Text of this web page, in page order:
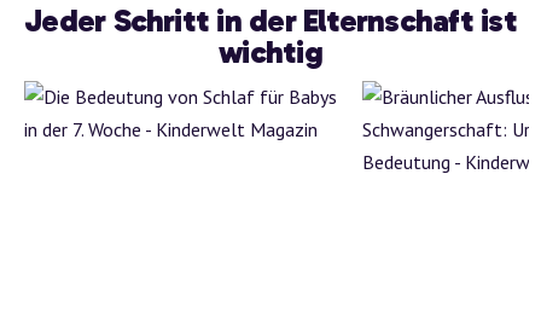
Jeder Schritt in der Elternschaft ist
wichtig